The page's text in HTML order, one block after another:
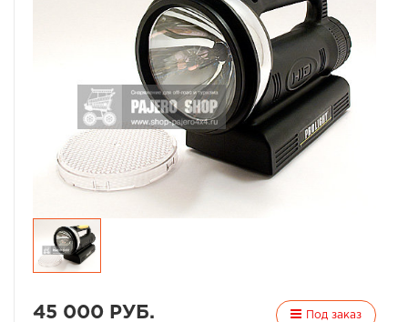
45 000 РУБ. Под заказ